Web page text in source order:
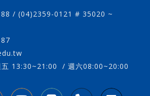
/ (04)2359-0121 # 35020 ~
五 13:30~21:00 / 週六08:00~20:00